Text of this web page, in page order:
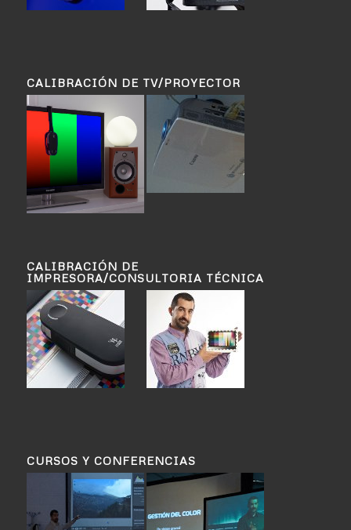
CALIBRACIÓN DE TV/PROYECTOR
CALIBRACIÓN DE
IMPRESORA/CONSULTORIA TÉCNICA
CURSOS Y CONFERENCIAS